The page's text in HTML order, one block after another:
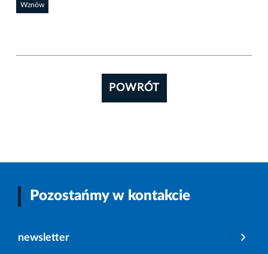
Wznów
POWRÓT
Pozostańmy w kontakcie
newsletter